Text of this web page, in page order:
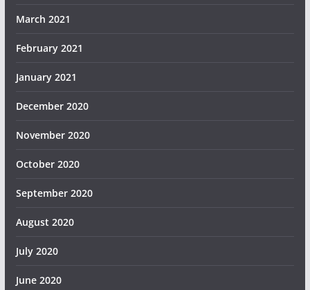
March 2021
February 2021
January 2021
December 2020
November 2020
October 2020
September 2020
August 2020
July 2020
June 2020